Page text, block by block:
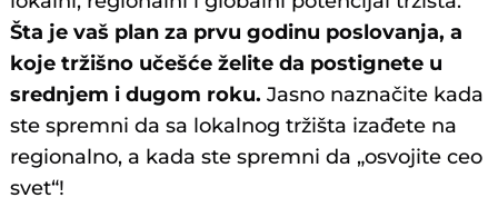
Šta je vaš plan za prvu godinu poslovanja, a
koje tržišno učešće želite da postignete u
srednjem i dugom roku. Jasno naznačite kada
ste spremni da sa lokalnog tržišta izađete na
regionalno, a kada ste spremni da „osvojite ceo
svet“!